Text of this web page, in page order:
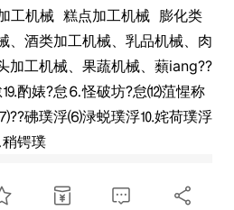
工机械 糕点加工机械 膨化类
、酒类加工机械、乳品机械、肉
加工机械、果蔬机械、蘱iang??
酌婊?怠⒍怪破坊?怠⑿菹惺称
砩璞浮⑹渌蜕璞浮⒑姹荷璞浮
锷璞